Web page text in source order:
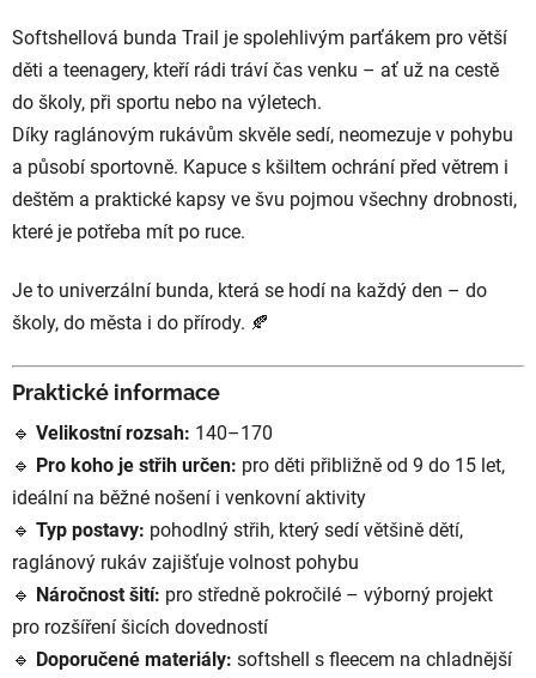
Softshellová bunda Trail je spolehlivým parťákem pro větší
děti a teenagery, kteří rádi tráví čas venku – ať už na cestě
do školy, při sportu nebo na výletech.
Díky raglánovým rukávům skvěle sedí, neomezuje v pohybu
a působí sportovně. Kapuce s kšiltem ochrání před větrem i
deštěm a praktické kapsy ve švu pojmou všechny drobnosti,
které je potřeba mít po ruce.
Je to univerzální bunda, která se hodí na každý den – do
školy, do města i do přírody. 🍂
Praktické informace
🔹 Velikostní rozsah: 140–170
🔹 Pro koho je střih určen: pro děti přibližně od 9 do 15 let,
ideální na běžné nošení i venkovní aktivity
🔹 Typ postavy: pohodlný střih, který sedí většině dětí,
raglánový rukáv zajišťuje volnost pohybu
🔹 Náročnost šití: pro středně pokročilé – výborný projekt
pro rozšíření šicích dovedností
🔹 Doporučené materiály: softshell s fleecem na chladnější